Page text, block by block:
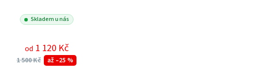
Skladem u nás
od 1 120 Kč
1 500 Kč až –25 %